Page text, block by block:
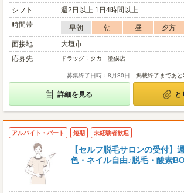
シフト
週2日以上 1日4時間以上
時間帯
早朝 朝 昼 夕方
面接地
大垣市
応募先
ドラッグユタカ 墨俣店
募集終了日時：8月30日 掲載終了まであと
詳細を見る と
アルバイト・パート 短期 未経験者歓迎
【セルフ脱毛サロンの受付】
色・ネイル自由♪脱毛・酸素